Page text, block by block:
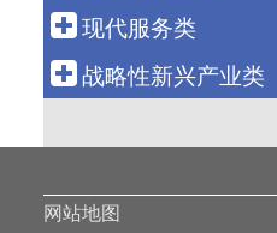
资产管理
核 电
化 工
汽 车
工程机械
电子信息
轻工造纸
纺织服装
食 品
现代服务类
批发零售
旅 游
战略性新兴产业类
绿色环保
网站地图